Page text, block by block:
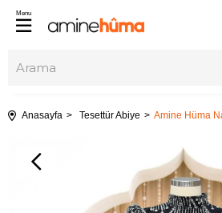
Menu
Anasayfa Tesettür Abiye Amine Hüma